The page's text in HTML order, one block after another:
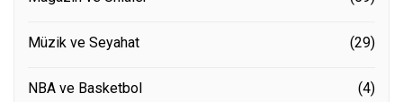
Müzik ve Seyahat (29)
NBA ve Basketbol (4)